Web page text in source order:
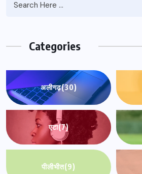
Categories
अलीगढ़(30)
एटा(7)
पीलीभीत(9)